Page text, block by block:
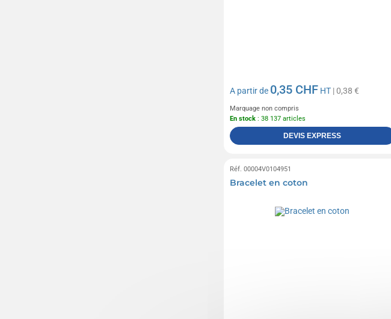
A partir de 0,35 CHF HT | 0,38 €
Marquage non compris
En stock : 38 137 articles
DEVIS EXPRESS
Réf. 00004V0104951
Bracelet en coton